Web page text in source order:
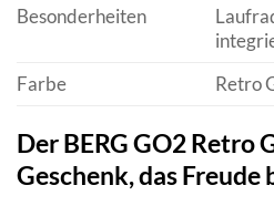
Besonderheiten
Farbe
Retro
Der BERG GO2 Retro
Geschenk, das